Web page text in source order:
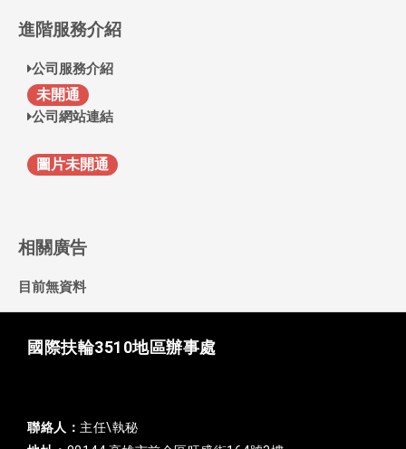
進階服務介紹
公司服務介紹
未開通
公司網站連結
圖片未開通
相關廣告
目前無資料
國際扶輪3510地區辦事處
聯絡人： 主任\執秘